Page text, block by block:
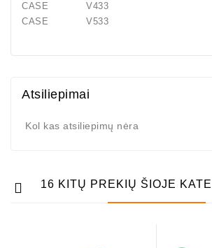
CASE V433
CASE V533
Atsiliepimai
Kol kas atsiliepimų nėra
16 KITŲ PREKIŲ ŠIOJE